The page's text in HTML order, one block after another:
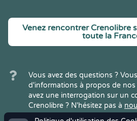
Venez rencontrer Crenolibre
toute la
Vous avez des questions ?
d'informations à propos de nos
avez une interrogation sur un
Crenolibre ? N'hésitez pas à